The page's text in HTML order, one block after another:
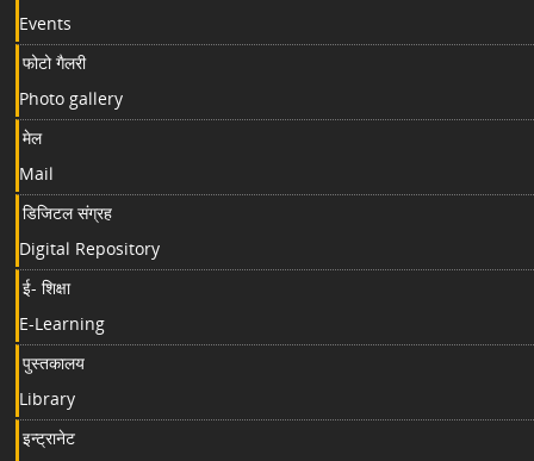
Events
फोटो गैलरी
Photo gallery
मेल
Mail
डिजिटल संग्रह
Digital Repository
ई- शिक्षा
E-Learning
पुस्तकालय
Library
इन्ट्रानेट